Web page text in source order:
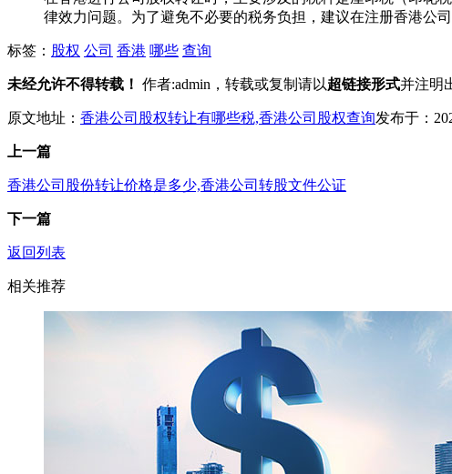
律效力问题。为了避免不必要的税务负担，建议在注册香港公
标签： 股权 公司 香港 哪些 查询
未经允许不得转载！ 作者:admin，转载或复制请以超链接形式并注明
原文地址： 香港公司股权转让有哪些税,香港公司股权查询发布于：
上一篇
香港公司股份转让价格是多少,香港公司转股文件公证
下一篇
返回列表
相关推荐